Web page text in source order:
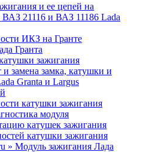
и ее цепей на
ВАЗ 21116 и ВАЗ 11186 Lada
ИКЗ на Гранте
Гранта
зажигания
замена замка, катушки и
Granta и Largus
катушки зажигания
модуля
катушек зажигания
катушки зажигания
» Модуль зажигания Лада